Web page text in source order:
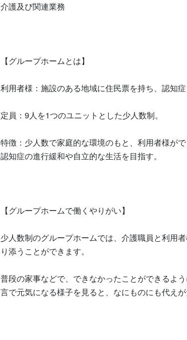
介護及び関連業務
【グループホームとは】
利用者様：施設のある地域に住民票を持ち、認知
定員：9人を1つのユニットとした少人数制。
特徴：少人数で家庭的な環境のもと、利用者様が
認知症の進行緩和や自立的な生活を目指す。
【グループホームで働くやりがい】
少人数制のグループホームでは、介護職員と利用
り添うことができます。
普段の家事などで、できなかったことができるよ
言で元気になる様子を見ると、なにものにも代え